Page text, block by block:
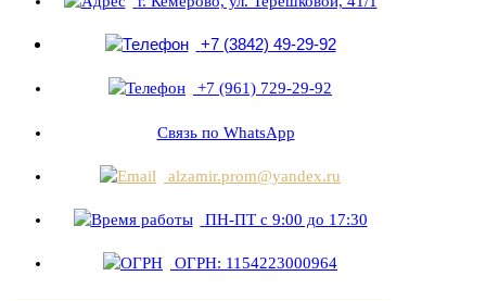
+7 (3842) 49-29-92
+7 (961) 729-29-92
Связь по WhatsApp
alzamir.prom@yandex.ru
ПН-ПТ с 9:00 до 17:30
ОГРН: 1154223000964